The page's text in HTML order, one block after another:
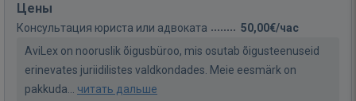
Цены
Консультация юриста или адвоката
50,00€/час
AviLex on nooruslik õigusbüroo, mis osutab õigusteenuseid
erinevates juriidilistes valdkondades. Meie eesmärk on
pakkuda... читать дальше